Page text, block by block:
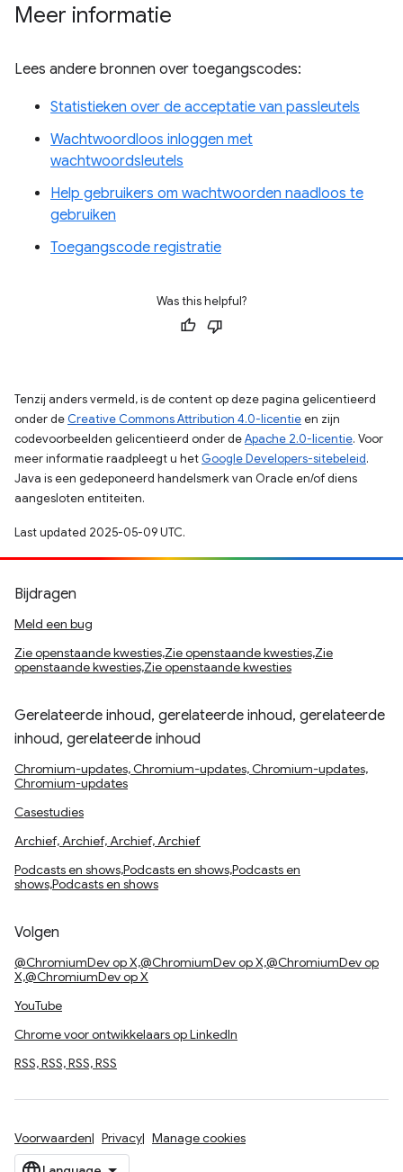
Meer informatie
Lees andere bronnen over toegangscodes:
Statistieken over de acceptatie van passleutels
Wachtwoordloos inloggen met
wachtwoordsleutels
Help gebruikers om wachtwoorden naadloos te
gebruiken
Toegangscode registratie
Was this helpful?
Tenzij anders vermeld, is de content op deze pagina gelicentieerd
onder de Creative Commons Attribution 4.0-licentieen zijn
codevoorbeelden gelicentieerd onder deApache 2.0-licentie. Voor
meer informatie raadpleegt u het Google Developers-sitebeleid.
Java is een gedeponeerd handelsmerk van Oracle en/of diens
aangesloten entiteiten.
Last updated 2025-05-09 UTC.
Bijdragen
Meld een bug
Zie openstaande kwesties,Zie openstaande kwesties,Zie
openstaande kwesties,Zie openstaande kwesties
Gerelateerde inhoud, gerelateerde inhoud, gerelateerde
inhoud, gerelateerde inhoud
Chromium-updates, Chromium-updates, Chromium-updates,
Chromium-updates
Casestudies
Archief, Archief, Archief, Archief
Podcasts en shows,Podcasts en shows,Podcasts en
shows,Podcasts en shows
Volgen
@ChromiumDev op X,@ChromiumDev op X,@ChromiumDev op
X,@ChromiumDev op X
YouTube
Chrome voor ontwikkelaars op LinkedIn
RSS, RSS, RSS, RSS
Voorwaarden Privacy Manage cookies